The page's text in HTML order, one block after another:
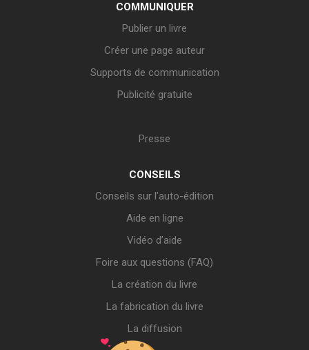
COMMUNIQUER
Publier un livre
Créer une page auteur
Supports de communication
Publicité gratuite
Presse
CONSEILS
Conseils sur l’auto-édition
Aide en ligne
Vidéo d’aide
Foire aux questions (FAQ)
La création du livre
La fabrication du livre
La diffusion